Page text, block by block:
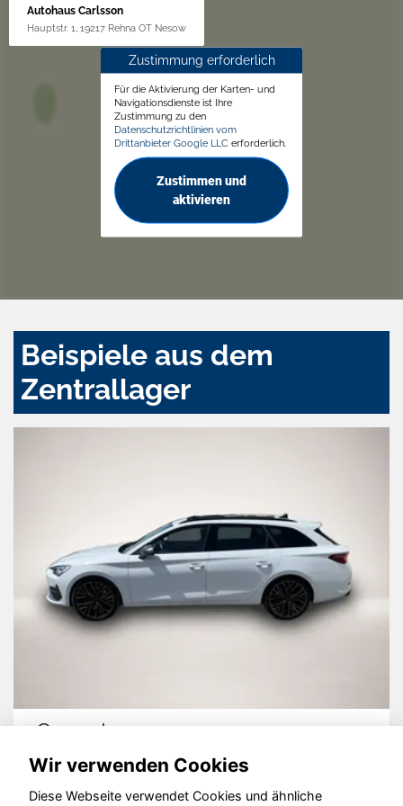
Autohaus Carlsson
Hauptstr. 1, 19217 Rehna OT Nesow
Zustimmung erforderlich
Für die Aktivierung der Karten- und
Navigationsdienste ist Ihre
Zustimmung zu den
Datenschutzrichtlinien vom
Drittanbieter Google LLC erforderlich.
Zustimmen und
aktivieren
Beispiele aus dem
Zentrallager
Cupra Leon
Wir verwenden Cookies
Diese Webseite verwendet Cookies und ähnliche